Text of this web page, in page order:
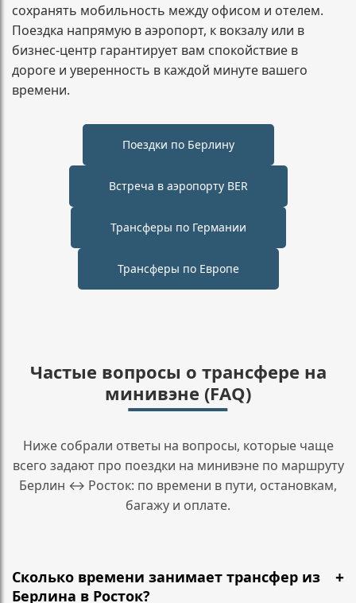
сохранять мобильность между офисом и отелем.
Поездка напрямую в аэропорт, к вокзалу или в
бизнес-центр гарантирует вам спокойствие в
дороге и уверенность в каждой минуте вашего
времени.
Поездки по Берлину
Встреча в аэропорту BER
Трансферы по Германии
Трансферы по Европе
Частые вопросы о трансфере на
минивэне (FAQ)
Ниже собрали ответы на вопросы, которые чаще
всего задают про поездки на минивэне по маршруту
Берлин ↔ Росток: по времени в пути, остановкам,
багажу и оплате.
Сколько времени занимает трансфер из
Берлина в Росток?